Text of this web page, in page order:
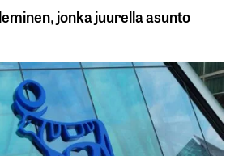
jonka juurella asunto